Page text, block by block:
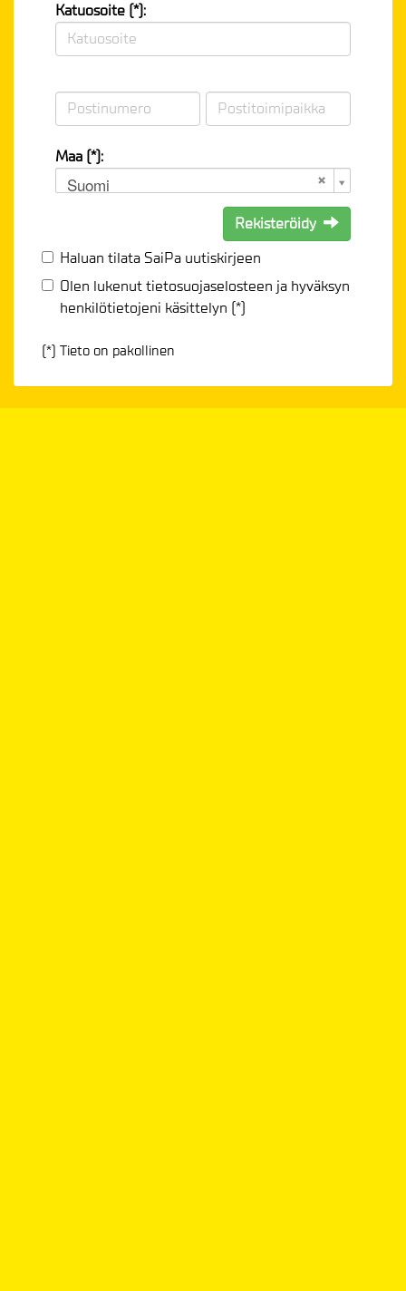
Katuosoite (*):
Maa (*):
Suomi
Rekisteröidy
Haluan tilata SaiPa uutiskirjeen
Olen lukenuttietosuojaselosteen ja hyväksyn
henkilötietojeni käsittelyn (*)
(*) Tieto on pakollinen